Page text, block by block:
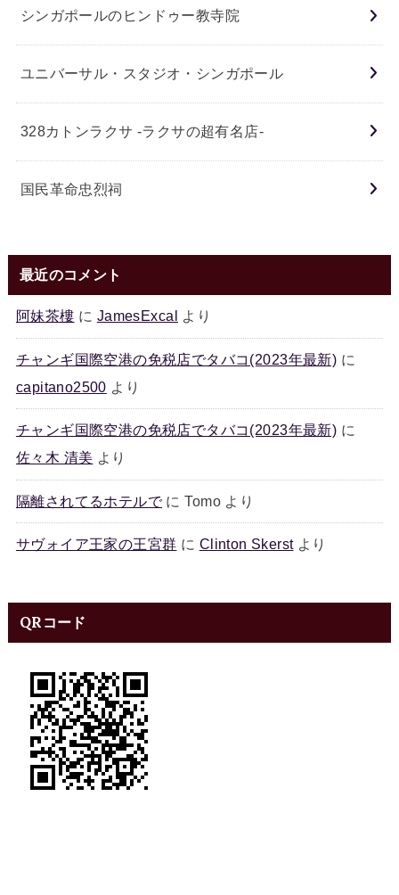
シンガポールのヒンドゥー教寺院
ユニバーサル・スタジオ・シンガポール
328カトンラクサ -ラクサの超有名店-
国民革命忠烈祠
最近のコメント
阿妹茶樓 に JamesExcal より
チャンギ国際空港の免税店でタバコ(2023年最新) に
capitano2500 より
チャンギ国際空港の免税店でタバコ(2023年最新) に
佐々木 清美 より
隔離されてるホテルでにTomoより
サヴォイア王家の王宮群 に Clinton Skerstより
QRコード